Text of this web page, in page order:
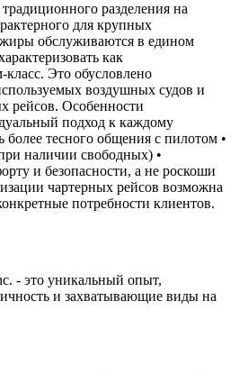
разделения на
для крупных
обслуживаются в едином
как
Это обусловлено
воздушных судов и
рейсов. Особенности
подход к каждому
тесного общения с пилотом •
наличии свободных) •
и безопасности, а не роскоши
чартерных рейсов возможна
потребности клиентов.
- это уникальный опыт,
и захватывающие виды на